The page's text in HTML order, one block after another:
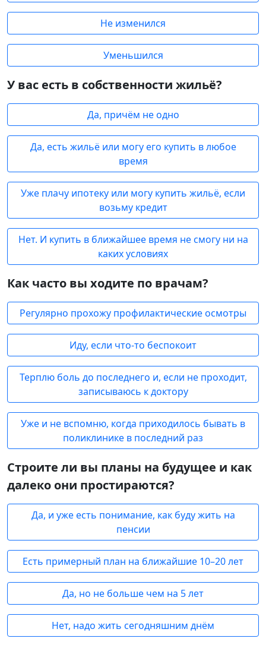
Не изменился
Уменьшился
У вас есть в собственности жильё?
Да, причём не одно
Да, есть жильё или могу его купить в любое
время
Уже плачу ипотеку или могу купить жильё, если
возьму кредит
Нет. И купить в ближайшее время не смогу ни на
каких условиях
Как часто вы ходите по врачам?
Регулярно прохожу профилактические осмотры
Иду, если что-то беспокоит
Терплю боль до последнего и, если не проходит,
записываюсь к доктору
Уже и не вспомню, когда приходилось бывать в
поликлинике в последний раз
Строите ли вы планы на будущее и как
далеко они простираются?
Да, и уже есть понимание, как буду жить на
пенсии
Есть примерный план на ближайшие 10–20 лет
Да, но не больше чем на 5 лет
Нет, надо жить сегодняшним днём